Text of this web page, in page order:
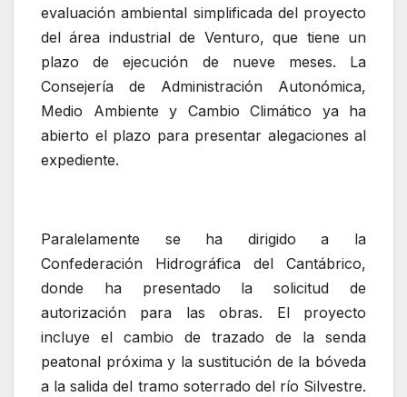
evaluación ambiental simplificada del proyecto
del área industrial de Venturo, que tiene un
plazo de ejecución de nueve meses. La
Consejería de Administración Autonómica,
Medio Ambiente y Cambio Climático ya ha
abierto el plazo para presentar alegaciones al
expediente.
Paralelamente se ha dirigido a la
Confederación Hidrográfica del Cantábrico,
donde ha presentado la solicitud de
autorización para las obras. El proyecto
incluye el cambio de trazado de la senda
peatonal próxima y la sustitución de la bóveda
a la salida del tramo soterrado del río Silvestre.